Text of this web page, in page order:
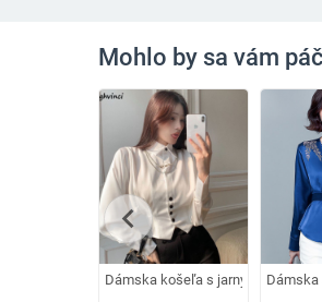
Mohlo by sa vám
Dámska košeľa s jarným rukávom
Dámska
chevron_left